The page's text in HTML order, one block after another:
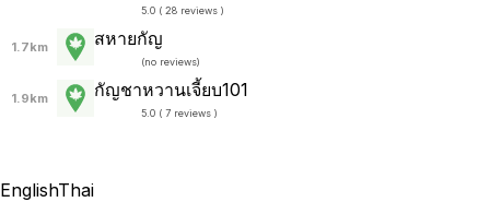
5.0 ( 28 reviews )
1.7km สหายกัญ
(no reviews)
1.9km กัญชาหวานเจี้ยบ101
5.0 ( 7 reviews )
EnglishThai